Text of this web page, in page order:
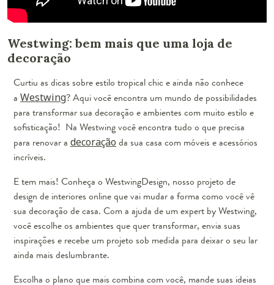
Westwing: bem mais que uma loja de
decoração
Curtiu as dicas sobre estilo tropical chic e ainda não conhece
a Westwing? Aqui você encontra um mundo de possibilidades
para transformar sua decoração e ambientes com muito estilo e
sofisticação! Na Westwing você encontra tudo o que precisa
para renovar a decoração da sua casa com móveis e acessórios
incríveis.
E tem mais! Conheça o WestwingDesign, nosso projeto de
design de interiores online que vai mudar a forma como você vê
sua decoração de casa. Com a ajuda de um expert by Westwing,
você escolhe os ambientes que quer transformar, envia suas
inspirações e recebe um projeto sob medida para deixar o seu lar
ainda mais deslumbrante.
Escolha o plano que mais combina com você, mande suas ideias